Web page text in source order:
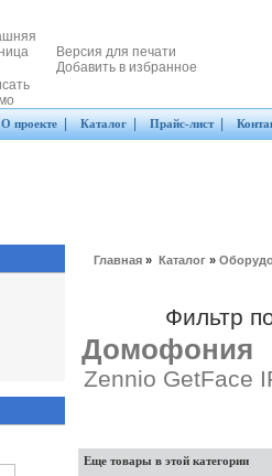
Версия для печати
Добавить в избранное
О проекте| Каталог| Прайс-лист|
Главная » Каталог »
Фильтр
Домофония
Zennio GetFace
Еще товары в этой категории